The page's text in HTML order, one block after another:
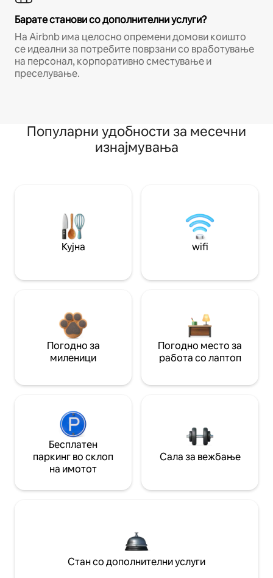
Барате станови со дополнителни услуги?
На Airbnb има целосно опремени домови коишто
се идеални за потребите поврзани со вработување
на персонал, корпоративно сместување и
преселување.
Популарни удобности за месечни
изнајмувања
Кујна wifi
Погодно за
миленици
Погодно место за
работа со лаптоп
Бесплатен
паркинг во склоп
на имотот
Сала за вежбање
Стан со дополнителни услуги